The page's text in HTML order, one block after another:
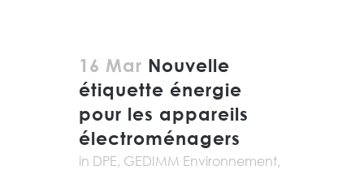
16 Mar Nouvelle
étiquette énergie
pour les appareils
électroménagers
in DPE, GEDIMM Environnement,